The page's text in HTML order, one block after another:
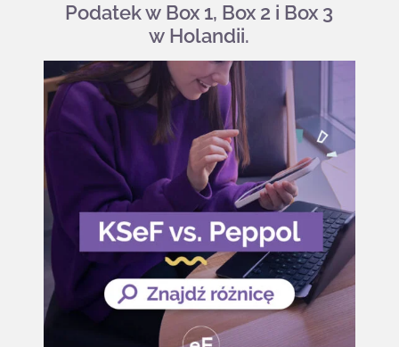
Podatek w Box 1, Box 2 i Box 3
w Holandii.